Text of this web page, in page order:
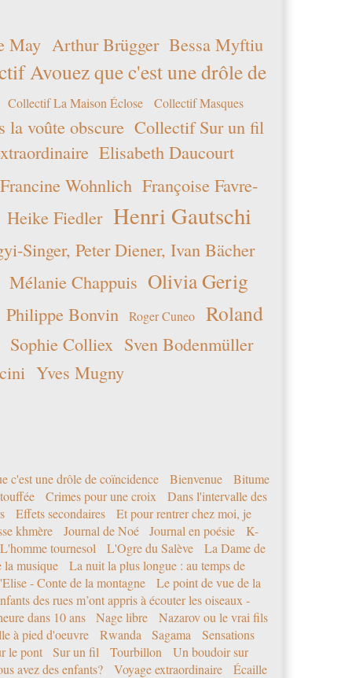
prévenir
May Arthur Brügger Bessa Myftiu
Avouez que c'est une drôle de
Collectif La Maison Éclose Collectif Masques
la voûte obscure Collectif Sur un fil
Elisabeth Daucourt
Francine Wohnlich Françoise Favre-
Heike Fiedler Henri Gautschi
Singer, Peter Diener, Ivan Bächer
Mélanie Chappuis Olivia Gerig
Philippe Bonvin Roger Cuneo
Roland
Sophie Colliex Sven Bodenmüller
Yves Mugny
c'est une drôle de coïncidence Bienvenue
Bitume
Crimes pour une croix
Dans l'intervalle des
Effets secondaires
Et pour rentrer chez moi, je
khmère Journal de Noé Journal en poésie
K-
L'homme tournesol L'Ogre du Salève
La Dame de
musique
La nuit la plus longue : au temps de
- Conte de la montagne
Le point de vue de la
des rues m’ont appris à écouter les oiseaux -
dans 10 ans Nage libre
Nazarov ou le vrai fils
à pied d'oeuvre Rwanda Sagama
Sensations
le pont Sur un fil Tourbillon
Un boudoir sur
avez des enfants? Voyage extraordinaire
Écaille